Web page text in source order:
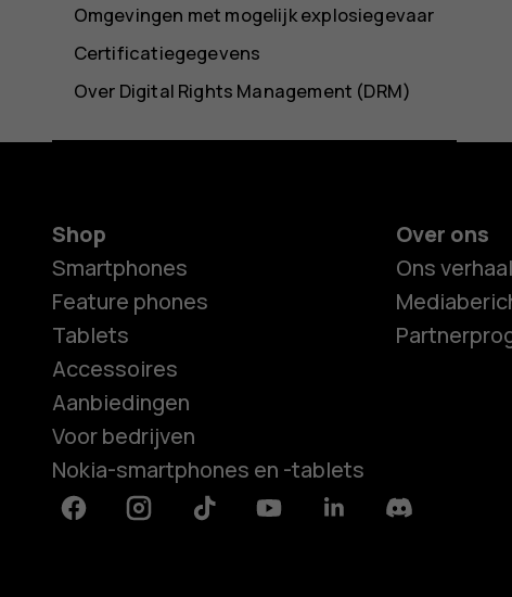
Omgevingen met mogelijk explosiegevaar
Certificatiegegevens
Over Digital Rights Management (DRM)
Shop
Smartphones
Feature phones
Tablets
Accessoires
Aanbiedingen
Voor bedrijven
Nokia-smartphones en -tablets
Over ons
Ons verhaal
FacebookInstagramTiktok YoutubeLinkedinDiscord